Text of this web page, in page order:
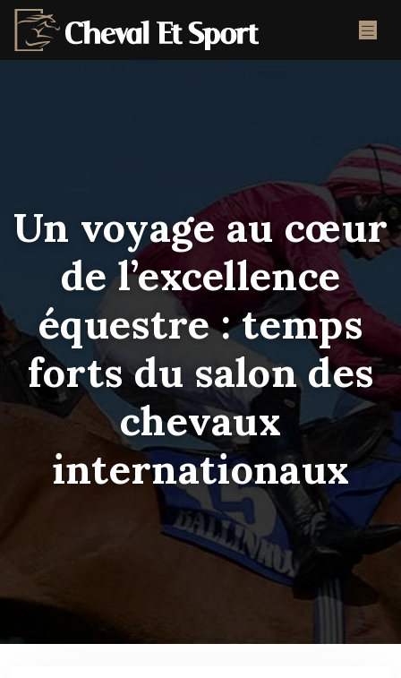
Un voyage au cœur
de l’excellence
équestre : temps
forts du salon des
chevaux
internationaux